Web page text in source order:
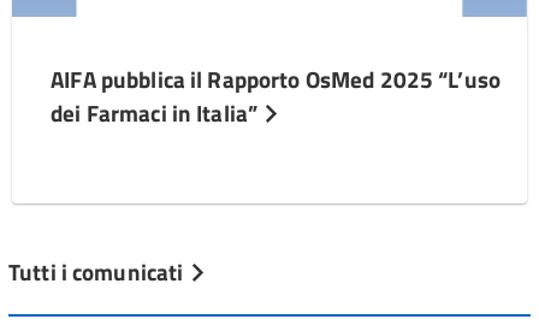
AIFA pubblica il Rapporto OsMed 2025 “L’uso
dei Farmaci in Italia”
Tutti i comunicati